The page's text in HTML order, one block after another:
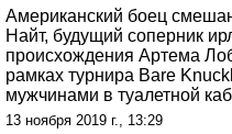
Американский боец
Найт, будущий соперник
происхождения Артема
рамках турнира Bare
мужчинами в туалетной
13 ноября 2019 г., 13:29